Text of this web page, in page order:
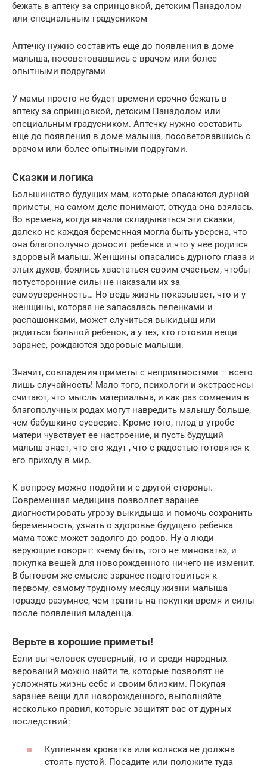
бежать в аптеку за спринцовкой, детским Панадолом
или специальным градусником
Аптечку нужно составить еще до появления в доме
малыша, посоветовавшись с врачом или более
опытными подругами
У мамы просто не будет времени срочно бежать в
аптеку за спринцовкой, детским Панадолом или
специальным градусником. Аптечку нужно составить
еще до появления в доме малыша, посоветовавшись с
врачом или более опытными подругами.
Сказки и логика
Большинство будущих мам, которые опасаются дурной
приметы, на самом деле понимают, откуда она взялась.
Во времена, когда начали складываться эти сказки,
далеко не каждая беременная могла быть уверена, что
она благополучно доносит ребенка и что у нее родится
здоровый малыш. Женщины опасались дурного глаза и
злых духов, боялись хвастаться своим счастьем, чтобы
потусторонние силы не наказали их за
самоуверенность… Но ведь жизнь показывает, что и у
женщины, которая не запасалась пеленками и
распашонками, может случиться выкидыш или
родиться больной ребенок, а у тех, кто готовил вещи
заранее, рождаются здоровые малыши.
Значит, совпадения приметы с неприятностями – всего
лишь случайность! Мало того, психологи и экстрасенсы
считают, что мысль материальна, и как раз сомнения в
благополучных родах могут навредить малышу больше,
чем бабушкино суеверие. Кроме того, плод в утробе
матери чувствует ее настроение, и пусть будущий
малыш знает, что его ждут , что с радостью готовятся к
его приходу в мир.
К вопросу можно подойти и с другой стороны.
Современная медицина позволяет заранее
диагностировать угрозу выкидыша и помочь сохранить
беременность, узнать о здоровье будущего ребенка
мама тоже может задолго до родов. Ну а люди
верующие говорят: «чему быть, того не миновать», и
покупка вещей для новорожденного ничего не изменит.
В бытовом же смысле заранее подготовиться к
первому, самому трудному месяцу жизни малыша
гораздо разумнее, чем тратить на покупки время и силы
после появления младенца.
Верьте в хорошие приметы!
Если вы человек суеверный, то и среди народных
верований можно найти те, которые позволят не
усложнять жизнь себе и своим близким. Покупая
заранее вещи для новорожденного, выполняйте
несколько правил, которые защитят вас от дурных
последствий:
Купленная кроватка или коляска не должна
стоять пустой. Посадите или положите туда